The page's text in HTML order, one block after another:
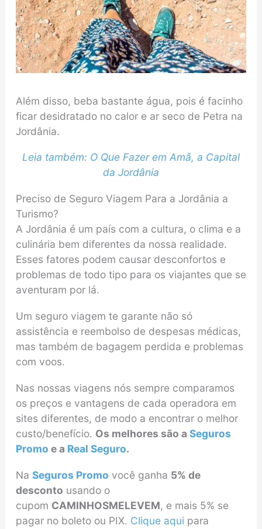
Além disso, beba bastante água, pois é facinho
ficar desidratado no calor e ar seco de Petra na
Jordânia.
Leia também: O Que Fazer em Amã, a Capital
da Jordânia
Preciso de Seguro Viagem Para a Jordânia a
Turismo?
A Jordânia é um país com a cultura, o clima e a
culinária bem diferentes da nossa realidade.
Esses fatores podem causar desconfortos e
problemas de todo tipo para os viajantes que se
aventuram por lá.
Um seguro viagem te garante não só
assistência e reembolso de despesas médicas,
mas também de bagagem perdida e problemas
com voos.
Nas nossas viagens nós sempre comparamos
os preços e vantagens de cada operadora em
sites diferentes, de modo a encontrar o melhor
custo/benefício. Os melhores são a Seguros
Promo e a Real Seguro.
Na Seguros Promo você ganha 5% de
desconto usando o
cupom CAMINHOSMELEVEM, e mais 5% se
pagar no boleto ou PIX. Clique aqui para